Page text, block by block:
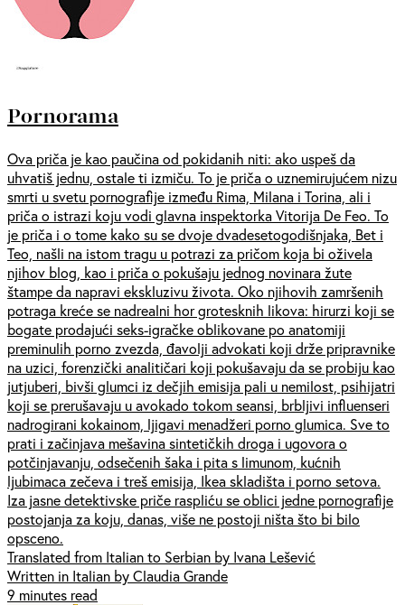
Pornorama
Ova priča je kao paučina od pokidanih niti: ako uspeš da
uhvatiš jednu, ostale ti izmiču. To je priča o uznemirujućem nizu
smrti u svetu pornografije između Rima, Milana i Torina, ali i
priča o istrazi koju vodi glavna inspektorka Vitorija De Feo. To
je priča i o tome kako su se dvoje dvadesetogodišnjaka, Bet i
Teo, našli na istom tragu u potrazi za pričom koja bi oživela
njihov blog, kao i priča o pokušaju jednog novinara žute
štampe da napravi ekskluzivu života. Oko njihovih zamršenih
potraga kreće se nadrealni hor grotesknih likova: hirurzi koji se
bogate prodajući seks-igračke oblikovane po anatomiji
preminulih porno zvezda, đavolji advokati koji drže pripravnike
na uzici, forenzički analitičari koji pokušavaju da se probiju kao
jutjuberi, bivši glumci iz dečjih emisija pali u nemilost, psihijatri
koji se prerušavaju u avokado tokom seansi, brbljivi influenseri
nadrogirani kokainom, ljigavi menadžeri porno glumica. Sve to
prati i začinjava mešavina sintetičkih droga i ugovora o
potčinjavanju, odsečenih šaka i pita s limunom, kućnih
ljubimaca zečeva i treš emisija, Ikea skladišta i porno setova.
Iza jasne detektivske priče raspliću se oblici jedne pornografije
postojanja za koju, danas, više ne postoji ništa što bi bilo
opsceno.
Translated from Italian to Serbian by Ivana Lešević
Written in Italian by Claudia Grande
9 minutes read